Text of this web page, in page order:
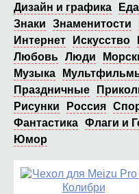
Дизайн и графика
Еда
Знаки
Знаменитости
Интернет
Искусство
Любовь Люди
Музыка
Праздничные
Рисунки
Россия
Фантастика Флаги и
Юмор